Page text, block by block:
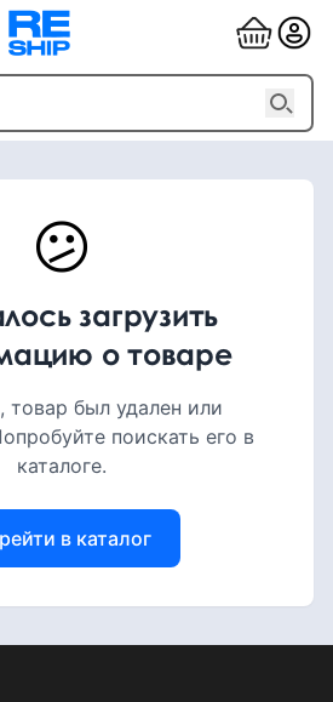
😕
загрузить
о товаре
товар был удален или
поискать его в
каталоге.
в каталог